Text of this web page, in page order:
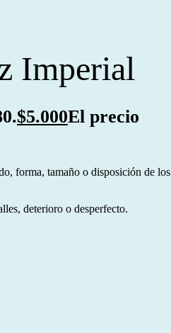
Imperial
$5.000El precio
forma, tamaño o disposición de los
deterioro o desperfecto.